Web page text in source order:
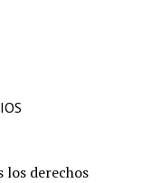
los derechos